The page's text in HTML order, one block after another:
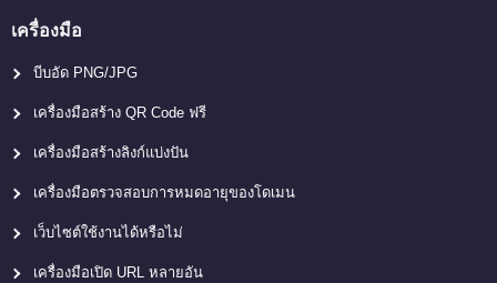
เครื่องมือ
บีบอัด PNG/JPG
เครื่องมือสร้าง QR Code ฟรี
เครื่องมือสร้างลิงก์แบ่งปัน
เครื่องมือตรวจสอบการหมดอายุของโดเมน
เว็บไซต์ใช้งานได้หรือไม่
เครื่องมือเปิด URL หลายอัน